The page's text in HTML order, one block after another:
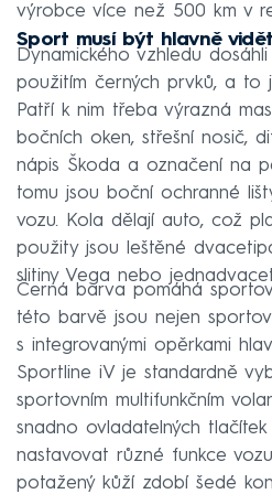
výrobce více než 500 km v
Sport musí být hlavně vidět
Dynamického vzhledu
použitím černých prvků, a to
Patří k nim třeba výrazná
bočních oken, střešní nosič,
nápis Škoda a označení na
tomu jsou boční ochranné
vozu. Kola dělají auto, což
použity jsou leštěné
slitiny Vega nebo
Černá barva pomáhá
této barvě jsou nejen
s integrovanými opěrkami
Sportline iV je standardně
sportovním multifunkčním
snadno ovladatelných
nastavovat různé funkce
potažený kůží zdobí šedé